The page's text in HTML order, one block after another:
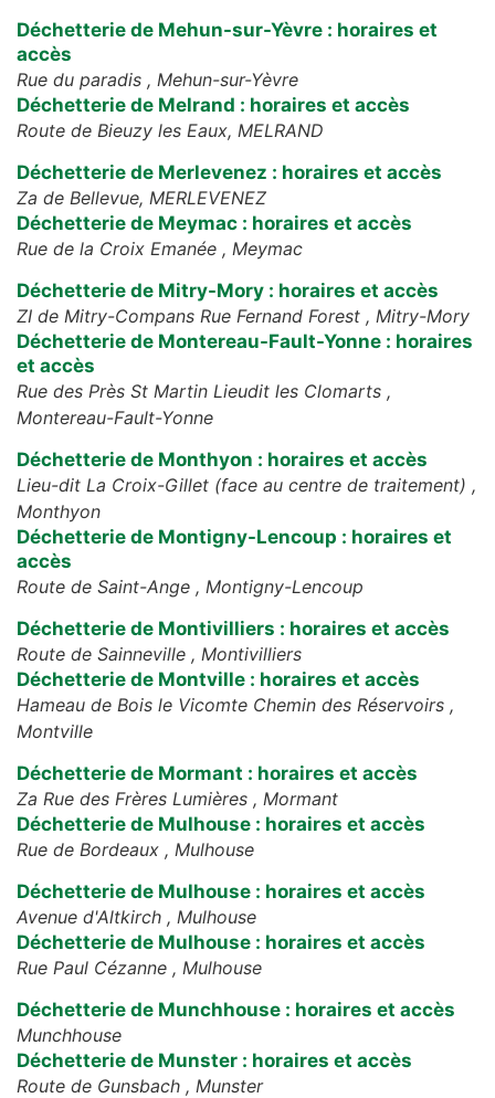
Déchetterie de Mehun-sur-Yèvre : horaires et
accès
Rue du paradis , Mehun-sur-Yèvre
Déchetterie de Melrand : horaires et accès
Route de Bieuzy les Eaux, MELRAND
Déchetterie de Merlevenez : horaires et accès
Za de Bellevue, MERLEVENEZ
Déchetterie de Meymac : horaires et accès
Rue de la Croix Emanée , Meymac
Déchetterie de Mitry-Mory : horaires et accès
ZI de Mitry-Compans Rue Fernand Forest , Mitry-Mory
Déchetterie de Montereau-Fault-Yonne : horaires
et accès
Rue des Près St Martin Lieudit les Clomarts ,
Montereau-Fault-Yonne
Déchetterie de Monthyon : horaires et accès
Lieu-dit La Croix-Gillet (face au centre de traitement) ,
Monthyon
Déchetterie de Montigny-Lencoup : horaires et
accès
Route de Saint-Ange , Montigny-Lencoup
Déchetterie de Montivilliers : horaires et accès
Route de Sainneville , Montivilliers
Déchetterie de Montville : horaires et accès
Hameau de Bois le Vicomte Chemin des Réservoirs ,
Montville
Déchetterie de Mormant : horaires et accès
Za Rue des Frères Lumières , Mormant
Déchetterie de Mulhouse : horaires et accès
Rue de Bordeaux , Mulhouse
Déchetterie de Mulhouse : horaires et accès
Avenue d'Altkirch , Mulhouse
Déchetterie de Mulhouse : horaires et accès
Rue Paul Cézanne , Mulhouse
Déchetterie de Munchhouse : horaires et accès
Munchhouse
Déchetterie de Munster : horaires et accès
Route de Gunsbach , Munster